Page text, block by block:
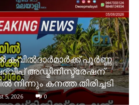
കവിൽദാർമാർക്ക് പൂർണ്ണ
അഡ്മിനിസ്ട്രേഷന്
കനത്ത തിരിച്ചടി
5, 2026 0